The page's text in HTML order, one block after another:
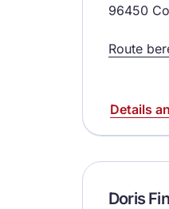
96450
Route
Details
Doris